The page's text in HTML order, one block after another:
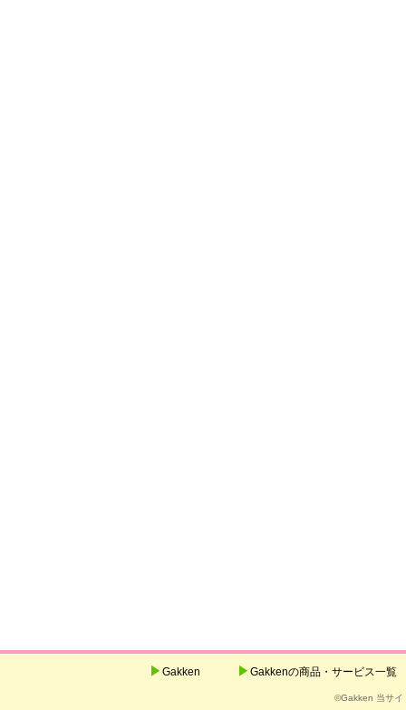
Gakken Gakkenの商品・サービス一覧
©Gakken 当サイ